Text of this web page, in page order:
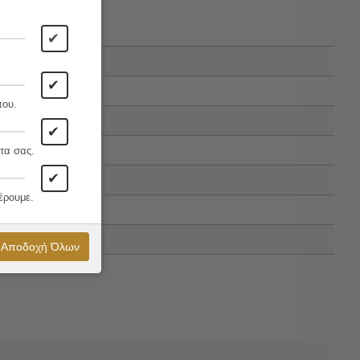
✔
✔
✔
σας.
✔
Αποδοχή Όλων